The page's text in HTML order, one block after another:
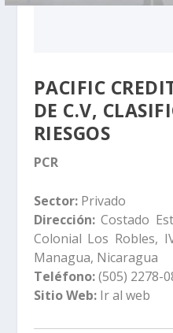
PACIFIC
DE C.V,
RIESGOS
PCR
Sector:Privado
Dirección:Costado
Colonial Los Robles,
Managua, Nicaragua
Teléfono:(505) 2278-
Sitio Web: Ir al web